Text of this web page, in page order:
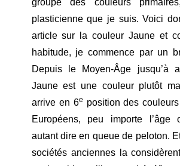
groupe des couleurs
plasticienne que je suis. Voici
article sur la couleur Jaune et
habitude, je commence par un
Depuis le Moyen-Âge jusqu’à
Jaune est une couleur plutôt
arrive en 6e position des
Européens, peu importe l’âge
autant dire en queue de peloton.
sociétés anciennes la